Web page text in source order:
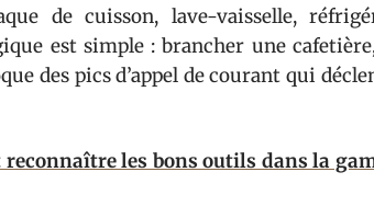
de cuisson, lave-vaisselle,
est simple : brancher une
des pics d’appel de courant qui
reconnaître les bons outils dans la